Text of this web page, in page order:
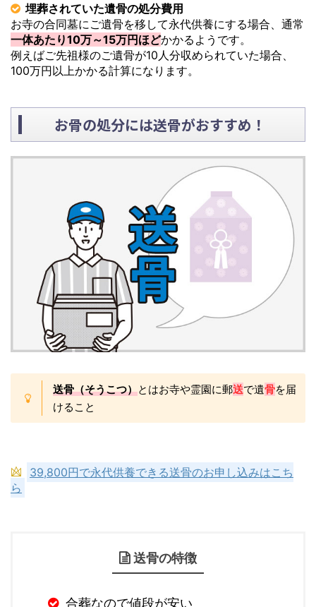
埋葬されていた遺骨の処分費用
お寺の合同墓にご遺骨を移して永代供養にする場合、通常
一体あたり10万～15万円ほどかかるようです。
例えばご先祖様のご遺骨が10人分収められていた場合、
100万円以上かかる計算になります。
お骨の処分には送骨がおすすめ！
送骨（そうこつ）とはお寺や霊園に郵送で遺骨を届
けること
39,800円で永代供養できる送骨のお申し込みはこち
ら
送骨の特徴
合葬なので値段が安い